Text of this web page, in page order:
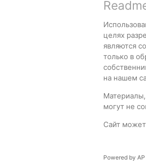
целях
являются
только в
на нашем
могут не
Сайт
Powered by